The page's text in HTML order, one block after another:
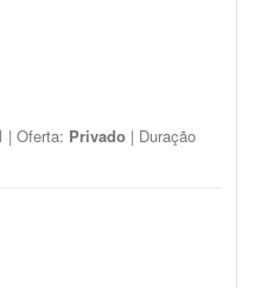
| Oferta: Privado | Duração